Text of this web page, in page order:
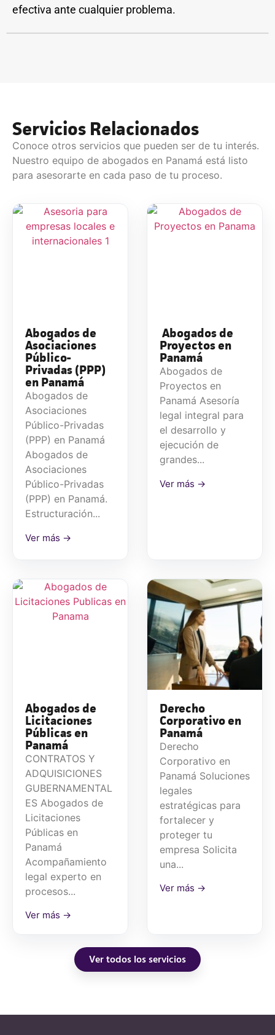
efectiva ante cualquier problema.
Servicios Relacionados
Conoce otros servicios que pueden ser de tu interés.
Nuestro equipo de abogados en Panamá está listo
para asesorarte en cada paso de tu proceso.
Abogados de
Asociaciones
Público-
Privadas (PPP)
en Panamá
Abogados de
Asociaciones
Público-Privadas
(PPP) en Panamá
Abogados de
Asociaciones
Público-Privadas
(PPP) en Panamá.
Estructuración...
Ver más →
Abogados de
Proyectos en
Panamá
Abogados de
Proyectos en
Panamá Asesoría
legal integral para
el desarrollo y
ejecución de
grandes...
Ver más →
Abogados de
Licitaciones
Públicas en
Panamá
CONTRATOS Y
ADQUISICIONES
GUBERNAMENTAL
ES Abogados de
Licitaciones
Públicas en
Panamá
Acompañamiento
legal experto en
procesos...
Ver más →
Derecho
Corporativo en
Panamá
Derecho
Corporativo en
Panamá Soluciones
legales
estratégicas para
fortalecer y
proteger tu
empresa Solicita
una...
Ver más →
Ver todos los servicios